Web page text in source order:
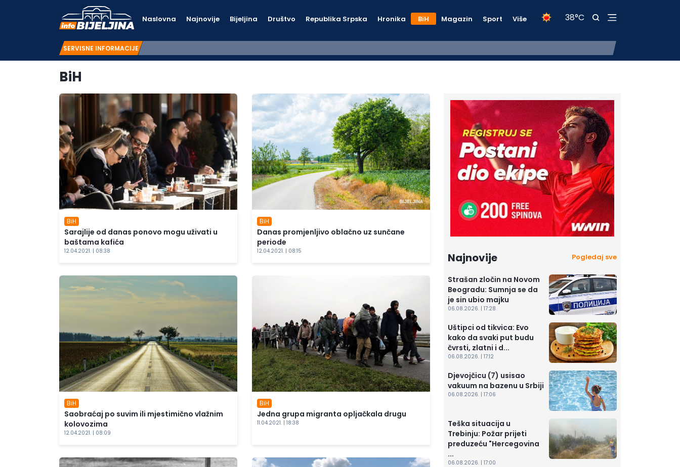
Naslovna Najnovije Bijeljina Društvo Republika Srpska Hronika BiH Magazin Sport Više 38°C
SERVISNE INFORMACIJE I sutra toplo, mogući lokalni
BiH
BiH
Sarajlije od danas ponovo mogu uživati u
baštama kafića
12.04.2021. | 08:38
BiH
Danas promjenljivo oblačno uz sunčane
periode
12.04.2021. | 08:15
BiH
Saobraćaj po suvim ili mjestimično vlažnim
kolovozima
12.04.2021. | 08:09
BiH
Jedna grupa migranta opljačkala drugu
11.04.2021. | 18:38
Najnovije Pogledaj sve
Strašan zločin na Novom
Beogradu: Sumnja se da
je sin ubio majku
06.08.2026. | 17:28
Uštipci od tikvica: Evo
kako da svaki put budu
čvrsti, zlatni i d...
06.08.2026. | 17:12
Djevojčicu (7) usisao
vakuum na bazenu u Srbiji
06.08.2026. | 17:06
Teška situacija u
Trebinju: Požar prijeti
preduzeću "Hercegovina
...
06.08.2026. | 17:00